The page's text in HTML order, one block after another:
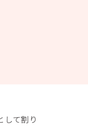
して割り